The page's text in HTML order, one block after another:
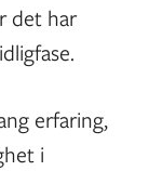
det har
erfaring,
i